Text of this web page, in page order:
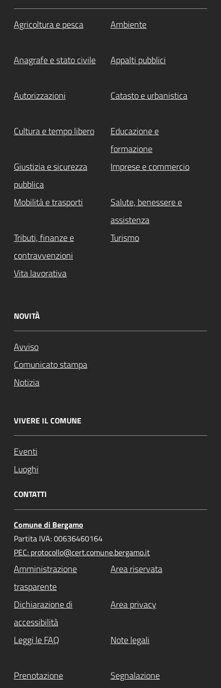
Agricoltura e pesca Ambiente
Anagrafe e stato civile Appalti pubblici
Autorizzazioni Catasto e urbanistica
Cultura e tempo libero
Educazione e
formazione
Giustizia e sicurezza
pubblica
Imprese e commercio
Mobilità e trasporti
Salute, benessere e
assistenza
Tributi, finanze e
contravvenzioni
Attivo
Turismo
Vita lavorativa
NOVITÀ
Avviso
Comunicato stampa
Notizia
VIVERE IL COMUNE
Eventi
Luoghi
CONTATTI
Comune di Bergamo
Partita IVA: 00636460164
PEC: protocollo@cert.comune.bergamo.it
Amministrazione
trasparente
Area riservata
Dichiarazione di
accessibilità
Area privacy
Leggi le FAQ Note legali
Prenotazione
Segnalazione